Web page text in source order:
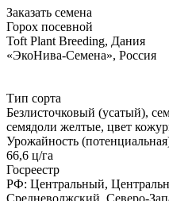
Заказать семена
Горох посевной
Toft Plant Breeding, Дания
«ЭкоНива-Семена», Россия
Тип сорта
Безлисточковый (усатый),
семядоли желтые, цвет
Урожайность
66,6 ц/га
Госреестр
РФ: Центральный,
Средневолжский, Северо-